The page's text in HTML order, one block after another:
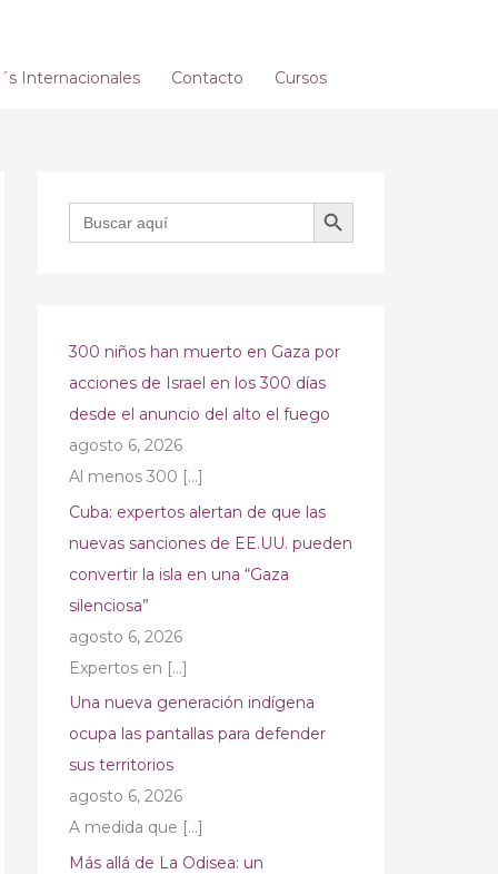
Internacionales Contacto Cursos
Buscar: BOTÓN DE BÚSQUEDA
300 niños han muerto en Gaza por
acciones de Israel en los 300 días
desde el anuncio del alto el fuego
agosto 6, 2026
Al menos 300 […]
Cuba: expertos alertan de que las
nuevas sanciones de EE.UU. pueden
convertir la isla en una “Gaza
silenciosa”
agosto 6, 2026
Expertos en […]
Una nueva generación indígena
ocupa las pantallas para defender
sus territorios
agosto 6, 2026
A medida que […]
Más allá de La Odisea: un